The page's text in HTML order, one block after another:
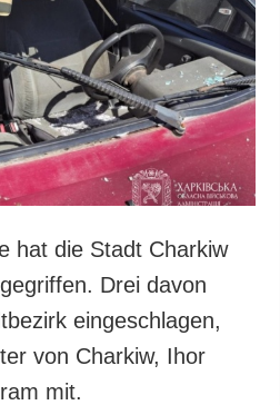
Daten
LEISTUNGEN
Abonnement
Fotobank
hat die Stadt Charkiw
Drei davon
eingeschlagen,
von Charkiw, Ihor
mit.